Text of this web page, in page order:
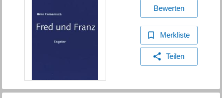
Bewerten
Merkliste
Teilen